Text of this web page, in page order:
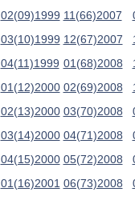
02(09)1999
03(10)1999
04(11)1999
01(12)2000
02(13)2000
03(14)2000
04(15)2000
01(16)2001
11(66)2007
12(67)2007
01(68)2008
02(69)2008
03(70)2008
04(71)2008
05(72)2008
06(73)2008